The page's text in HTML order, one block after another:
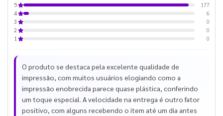
5
177
4
6
3
0
2
0
1
0
O produto se destaca pela excelente qualidade de
impressão, com muitos usuários elogiando como a
impressão enobrecida parece quase plástica, conferindo
um toque especial. A velocidade na entrega é outro fator
positivo, com alguns recebendo o item até um dia antes